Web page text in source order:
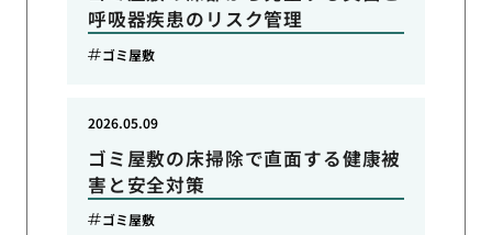
呼吸器疾患のリスク管理
ゴミ屋敷
ゴミ屋敷の床掃除で直面する健康被
害と安全対策
2026.05.09
ゴミ屋敷